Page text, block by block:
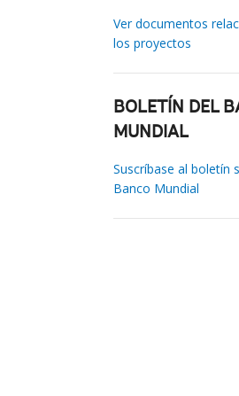
Ver documentos
los proyectos
BOLETÍN DEL
MUNDIAL
Suscríbase al boletín
Banco Mundial